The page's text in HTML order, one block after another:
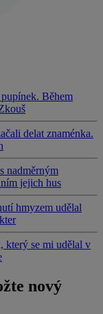
Během
delat znaménka.
nadměrným
jejich hus
hmyzem udělal
který se mi udělal v
nový